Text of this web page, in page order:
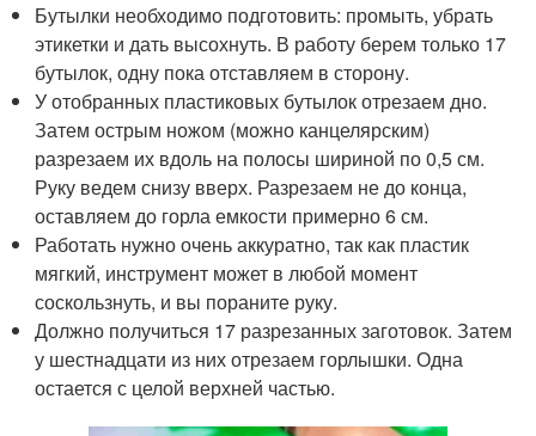
Бутылки необходимо подготовить: промыть, убрать
этикетки и дать высохнуть. В работу берем только 17
бутылок, одну пока отставляем в сторону.
У отобранных пластиковых бутылок отрезаем дно.
Затем острым ножом (можно канцелярским)
разрезаем их вдоль на полосы шириной по 0,5 см.
Руку ведем снизу вверх. Разрезаем не до конца,
оставляем до горла емкости примерно 6 см.
Работать нужно очень аккуратно, так как пластик
мягкий, инструмент может в любой момент
соскользнуть, и вы пораните руку.
Должно получиться 17 разрезанных заготовок. Затем
у шестнадцати из них отрезаем горлышки. Одна
остается с целой верхней частью.